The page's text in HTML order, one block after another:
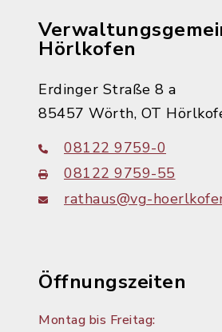
Hörlkofen
Erdinger Straße 8 a
85457 Wörth, OT
08122 9759-0
08122 9759-55
rathaus@vg-
Öffnungszeiten
Montag bis Freitag: